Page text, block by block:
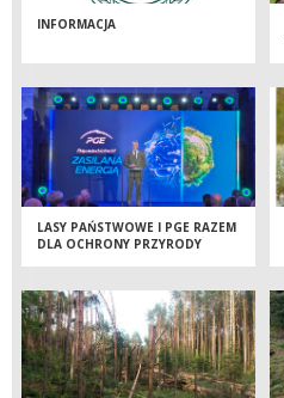
INFORMACJA
LASY PAŃSTWOWE I PGE RAZEM
DLA OCHRONY PRZYRODY